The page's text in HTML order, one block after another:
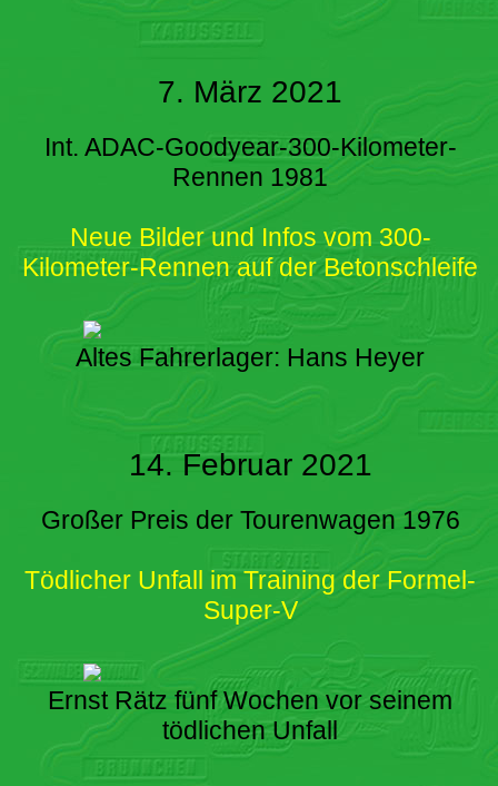
7. März 2021
Int. ADAC-Goodyear-300-Kilometer-
Rennen 1981
Neue Bilder und Infos vom 300-
Kilometer-Rennen auf der Betonschleife
Altes Fahrerlager: Hans Heyer
14. Februar 2021
Großer Preis der Tourenwagen 1976
Tödlicher Unfall im Training der Formel-
Super-V
Ernst Rätz fünf Wochen vor seinem
tödlichen Unfall